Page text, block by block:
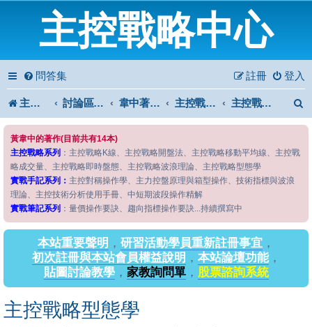
主控戰略中心
問答集 登入
註冊
主控戰略中心 討論區首頁 韋中著作問答區 主控戰略系列 主控戰略型態學
黃韋中的著作(目前共有14本)
主控戰略系列 ：主控戰略K線、主控戰略開盤法、主控戰略移動平均線、主控戰
略成交量、主控戰略即時盤態、主控戰略波浪理論、主控戰略型態學
實戰手記系列： 主控對稱操作學、主力控盤原理與箱型操作、技術指標與波浪
理論、主控技術分析使用手冊、中短期波段操作精解
實戰筆記系列 ：量價操作要訣、趨向指標操作要訣...持續撰寫中
本站重要聲明 ， 研習活動學員重新註冊事宜 ，
初次註冊與本站會員權益說明 ， 本站論壇功能，
貼圖討論教學， 家教詢問單， 股票諮詢系統
主控戰略型態學